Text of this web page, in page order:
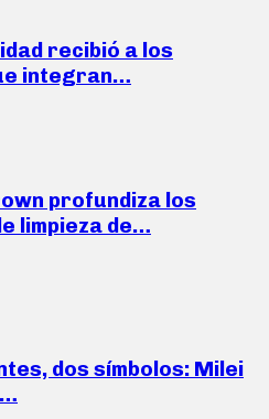
recibió a los
integran…
profundiza los
limpieza de…
dos símbolos: Milei